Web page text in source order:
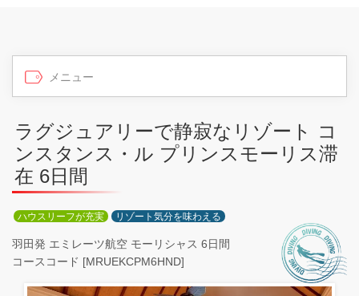
ラグジュアリーで静寂なリゾート コ
ンスタンス・ル プリンスモーリス滞
在 6日間
ハウスリーフが充実 リゾート気分を味わえる
羽田発 エミレーツ航空 モーリシャス 6日間
コースコード [MRUEKCPM6HND]